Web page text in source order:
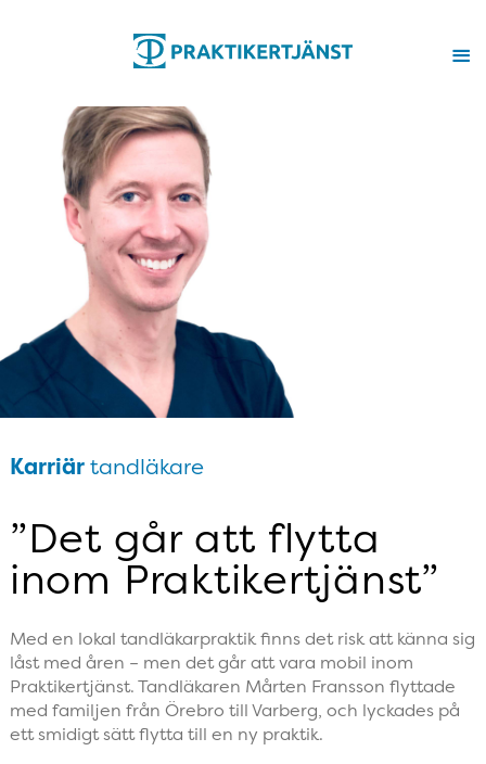
Karriärtandläkare
”Det går att flytta
inom Praktikertjänst”
Med en lokal tandläkarpraktik finns det risk att känna sig
låst med åren – men det går att vara mobil inom
Praktikertjänst. Tandläkaren Mårten Fransson flyttade
med familjen från Örebro till Varberg, och lyckades på
ett smidigt sätt flytta till en ny praktik.